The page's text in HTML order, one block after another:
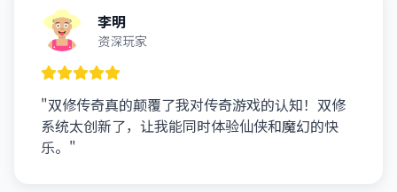
李明
资深玩家
"双修传奇真的颠覆了我对传奇游戏的认知！双修
系统太创新了，让我能同时体验仙侠和魔幻的快
乐。"